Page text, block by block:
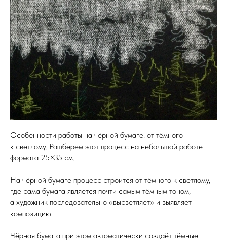
Особенности работы на чёрной бумаге: от тёмного
к светлому. Рашберем этот процесс на небольшой работе
формата 25×35 см.
На чёрной бумаге процесс строится от тёмного к светлому,
где сама бумага является почти самым тёмным тоном,
а художник последовательно «высветляет» и выявляет
композицию.
Чёрная бумага при этом автоматически создаёт тёмные